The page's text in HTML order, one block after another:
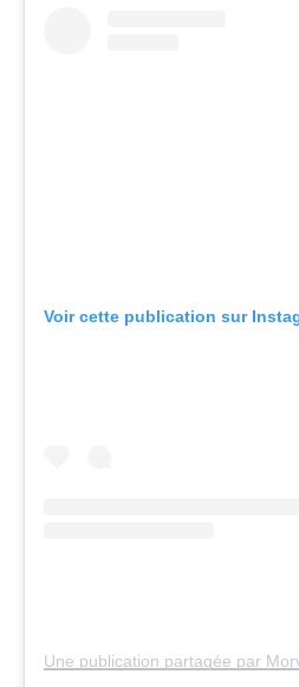
Voir cette publication sur